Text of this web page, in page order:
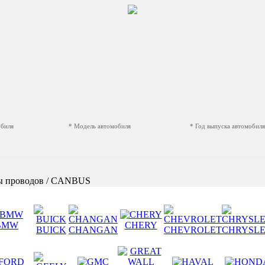
* Модель автомобиля * Год выпуска автомобиля
проводов / CANBUS
BUICK CHANGAN CHERY CHEVROLET